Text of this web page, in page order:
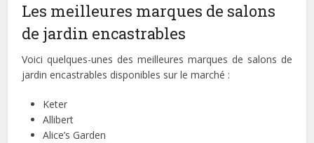
Les meilleures marques de salons
de jardin encastrables
Voici quelques-unes des meilleures marques de salons de
jardin encastrables disponibles sur le marché :
Keter
Allibert
Alice’s Garden